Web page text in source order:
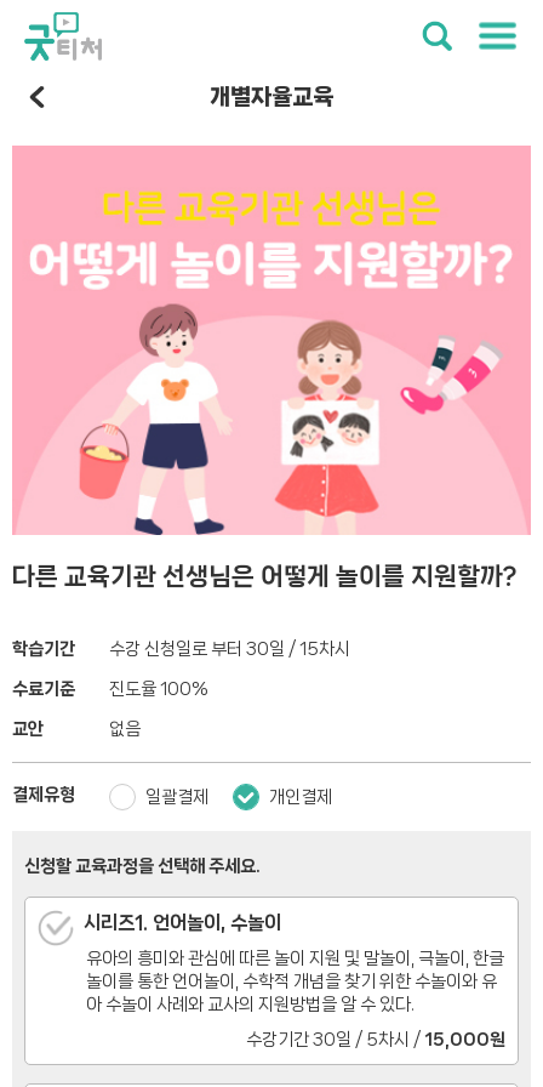
개별자율교육
다른 교육기관 선생님은 어떻게 놀이를 지원할까?
학습기간 수강 신청일로 부터 30일 / 15차시
수료기준 진도율 100%
교안 없음
결제유형 일괄결제 개인결제
신청할 교육과정을 선택해 주세요.
시리즈1. 언어놀이, 수놀이
유아의 흥미와 관심에 따른 놀이 지원 및 말놀이, 극놀이, 한글
놀이를 통한 언어놀이, 수학적 개념을 찾기 위한 수놀이와 유
아 수놀이 사례와 교사의 지원방법을 알 수 있다.
수강기간 30일 / 5차시 / 15,000원